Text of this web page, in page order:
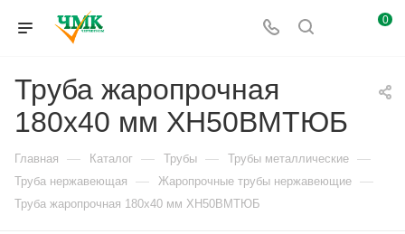
0
Труба жаропрочная
180х40 мм ХН50ВМТЮБ
Главная — Каталог — Трубы — Трубы металлические —
Труба нержавеющая — Жаропрочные трубы нержавеющие —
Труба жаропрочная 180х40 мм ХН50ВМТЮБ